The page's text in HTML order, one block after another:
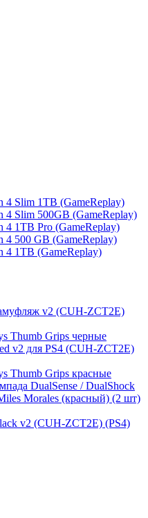
4 Slim 1TB (GameReplay)
4 Slim 500GB (GameReplay)
4 1TB Pro (GameReplay)
4 500 GB (GameReplay)
4 1TB (GameReplay)
v2 (CUH-ZCT2E)
Thumb Grips черные
v2 для PS4 (CUH-ZCT2E)
Thumb Grips красные
DualSense / DualShock
Morales (красный) (2 шт)
v2 (CUH-ZCT2E) (PS4)